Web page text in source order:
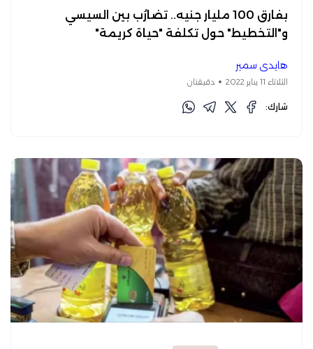
بفارق 100 مليار جنيه.. تضارُب بين السيسي
و"التخطيط" حول تكلفة "حياة كريمة"
هايدي سمير
الثلاثاء 11 يناير 2022 دقيقتان
شارك: